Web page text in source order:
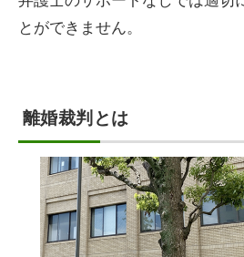
とができません。
離婚裁判とは